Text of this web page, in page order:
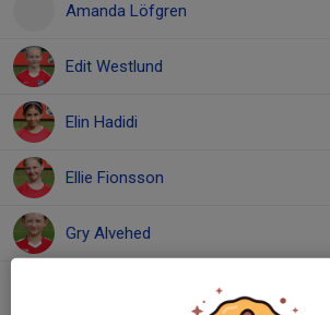
Amanda Löfgren
Edit Westlund
Elin Hadidi
Ellie Fionsson
Gry Alvehed